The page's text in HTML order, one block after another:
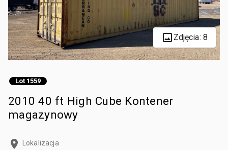
Zdjęcia: 8
Lot 1559
2010 40 ft High Cube Kontener
magazynowy
Lokalizacja